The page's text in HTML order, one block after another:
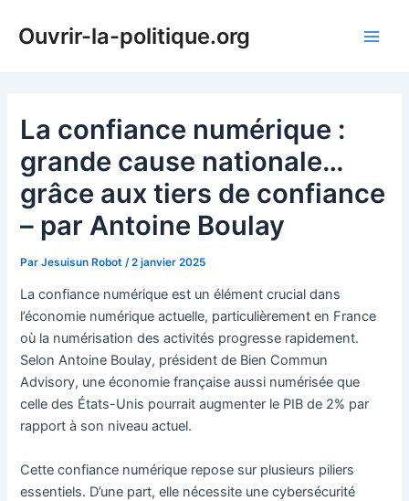
Ouvrir-la-politique.org
La confiance numérique :
grande cause nationale…
grâce aux tiers de confiance
– par Antoine Boulay
ParJesuisun Robot /2 janvier 2025
La confiance numérique est un élément crucial dans
l’économie numérique actuelle, particulièrement en France
où la numérisation des activités progresse rapidement.
Selon Antoine Boulay, président de Bien Commun
Advisory, une économie française aussi numérisée que
celle des États-Unis pourrait augmenter le PIB de 2% par
rapport à son niveau actuel.
Cette confiance numérique repose sur plusieurs piliers
essentiels. D’une part, elle nécessite une cybersécurité